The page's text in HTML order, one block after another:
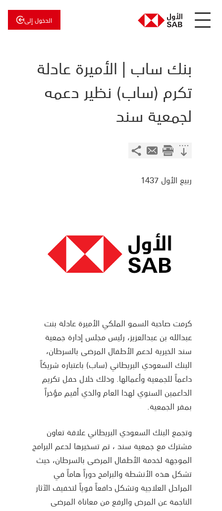
الدخول إلى
للاستثمار
بنك ساب | الأميرة عادلة
تكرم (ساب) نظير دعمه
لجمعية سند
ربيع الأول 1437
كرمت صاحبة السمو الملكي الأميرة عادلة بنت
عبدالله بن عبدالعزيز، رئيس مجلس إدارة جمعية
سند الخيرية لدعم الأطفال المرضى بالسرطان،
البنك السعودي البريطاني (ساب) باعتباره شريكاً
داعماً للجمعية وأعمالها. وذلك خلال حفل تكريم
الداعمين السنوي لهذا العام والذي أقيم مؤخراً
بمقر الجمعية.
وتجمع البنك السعودي البريطاني علاقة تعاون
مشترك مع جمعية سند ، تم تسخيرها لدعم البرامج
الموجهة لخدمة الأطفال المرضى بالسرطان، حيث
تشكل هذه الأنشطة والبرامج دوراً هاماً في
المراحل العلاجية وتشكل دافعاً قوياً لتخفيف الآثار
الناجمة عن المرض والرفع من معاناة المرضى